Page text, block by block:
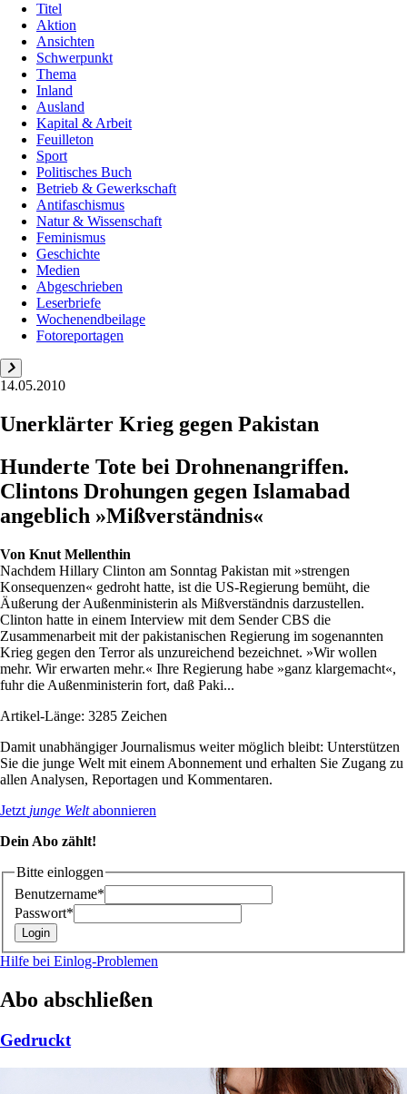
Titel
Aktion
Ansichten
Schwerpunkt
Thema
Inland
Ausland
Kapital & Arbeit
Feuilleton
Sport
Politisches Buch
Betrieb & Gewerkschaft
Antifaschismus
Natur & Wissenschaft
Feminismus
Geschichte
Medien
Abgeschrieben
Leserbriefe
Wochenendbeilage
Fotoreportagen
14.05.2010
Unerklärter Krieg gegen Pakistan
Hunderte Tote bei Drohnenangriffen.
Clintons Drohungen gegen Islamabad
angeblich »Mißverständnis«
Von Knut Mellenthin
Nachdem Hillary Clinton am Sonntag Pakistan mit »strengen
Konsequenzen« gedroht hatte, ist die US-Regierung bemüht, die
Äußerung der Außenministerin als Mißverständnis darzustellen.
Clinton hatte in einem Interview mit dem Sender CBS die
Zusammenarbeit mit der pakistanischen Regierung im sogenannten
Krieg gegen den Terror als unzureichend bezeichnet. »Wir wollen
mehr. Wir erwarten mehr.« Ihre Regierung habe »ganz klargemacht«,
fuhr die Außenministerin fort, daß Paki...
Artikel-Länge: 3285 Zeichen
Damit unabhängiger Journalismus weiter möglich bleibt: Unterstützen
Sie die junge Welt mit einem Abonnement und erhalten Sie Zugang zu
allen Analysen, Reportagen und Kommentaren.
Jetzt junge Weltabonnieren
Dein Abo zählt!
Bitte einloggen
Benutzername*
Passwort*
Hilfe bei Einlog-Problemen
Abo abschließen
Gedruckt